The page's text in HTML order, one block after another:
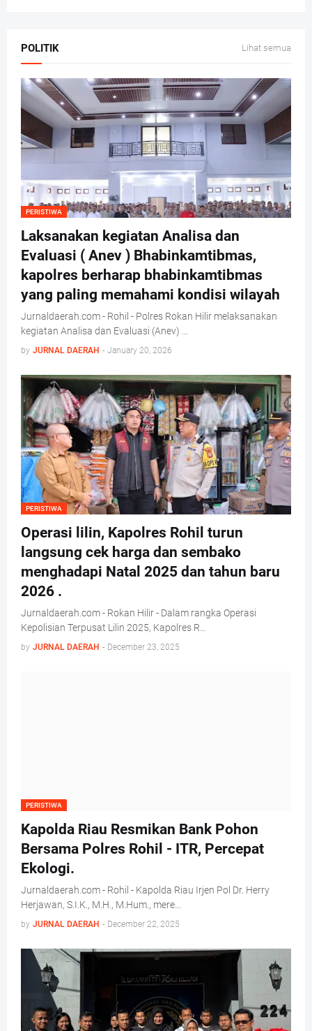
POLITIK Lihat semua
PERISTIWA
Laksanakan kegiatan Analisa dan
Evaluasi ( Anev ) Bhabinkamtibmas,
kapolres berharap bhabinkamtibmas
yang paling memahami kondisi wilayah
Jurnaldaerah.com - Rohil - Polres Rokan Hilir melaksanakan
kegiatan Analisa dan Evaluasi (Anev) …
by JURNAL DAERAH - January 20, 2026
PERISTIWA
Operasi lilin, Kapolres Rohil turun
langsung cek harga dan sembako
menghadapi Natal 2025 dan tahun baru
2026 .
Jurnaldaerah.com - Rokan Hilir - Dalam rangka Operasi
Kepolisian Terpusat Lilin 2025, Kapolres R…
by JURNAL DAERAH - December 23, 2025
PERISTIWA
Kapolda Riau Resmikan Bank Pohon
Bersama Polres Rohil - ITR, Percepat
Ekologi.
Jurnaldaerah.com - Rohil - Kapolda Riau Irjen Pol Dr. Herry
Herjawan, S.I.K., M.H., M.Hum., mere…
by JURNAL DAERAH - December 22, 2025